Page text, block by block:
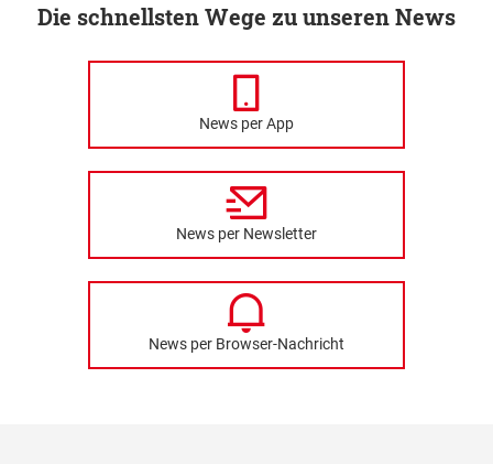
Die schnellsten Wege zu unseren News
News per App
News per Newsletter
News per Browser-Nachricht